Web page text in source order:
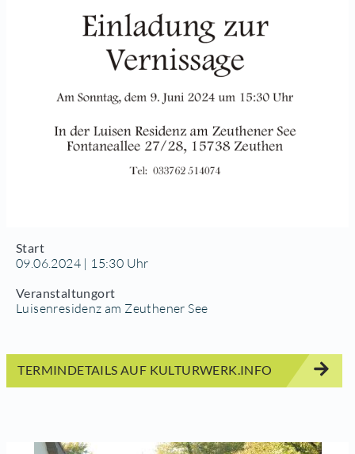
Start
09.06.2024 | 15:30 Uhr
Veranstaltungort
Luisenresidenz am Zeuthener See
TERMINDETAILS AUF KULTURWERK.INFO